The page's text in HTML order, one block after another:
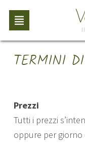
TERMINI
Prezzi
Tutti i prezzi
oppure per